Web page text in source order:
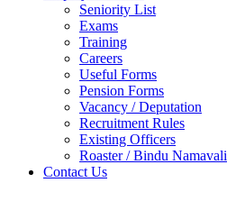
Seniority List
Exams
Training
Careers
Useful Forms
Pension Forms
Vacancy / Deputation
Recruitment Rules
Existing Officers
Roaster / Bindu Namavali
Contact Us